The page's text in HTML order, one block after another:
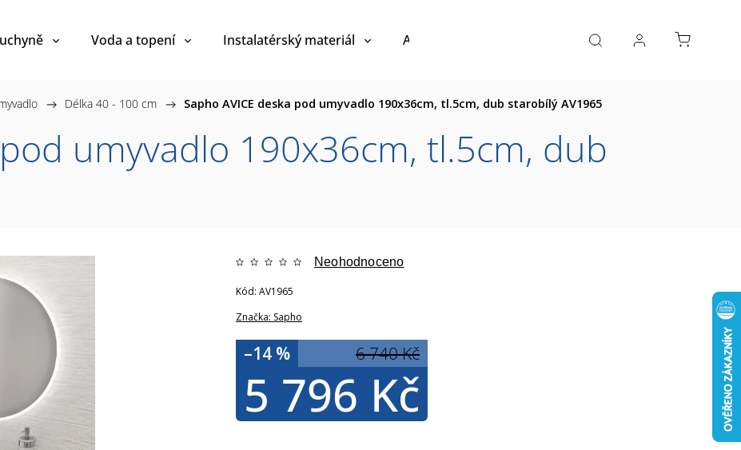
Voda a topení Instalatérský materiál Akce a výprodej Návrh koupelny Reference
/ Délka 40 - 100 cm / Sapho AVICE deska pod umyvadlo 190x36cm, tl.5cm, dub starobílý AV1965
umyvadlo 190x36cm, tl.5cm, dub
Značka: Sapho
Neohodnoceno
6 740 Kč
–14 %
5 796 Kč
Kód: AV1965